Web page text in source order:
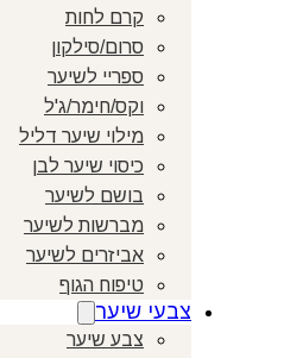
קרם לחות
סרום/סילקון
ספריי לשיער
וקס/חימר/ג'ל
מילוי שיער דליל
כיסוי שיער לבן
בושם לשיער
מברשות לשיער
אביזרים לשיער
טיפוח הגוף
צבעי שיער
צבע שיער